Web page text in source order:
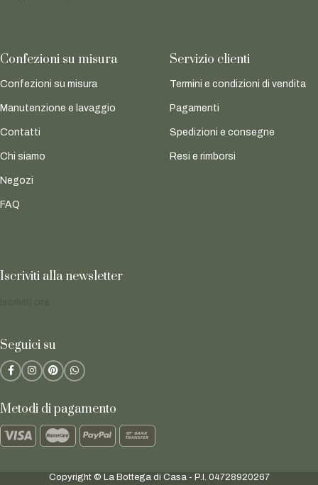
Confezioni su misura
Confezioni su misura
Manutenzione e lavaggio
Contatti
Chi siamo
Negozi
FAQ
Servizio clienti
Termini e condizioni di vendita
Pagamenti
Spedizioni e consegne
Resi e rimborsi
Iscriviti alla newsletter
Seguici su
Metodi di pagamento
Copyright © La Bottega di Casa - P.I. 04728920267